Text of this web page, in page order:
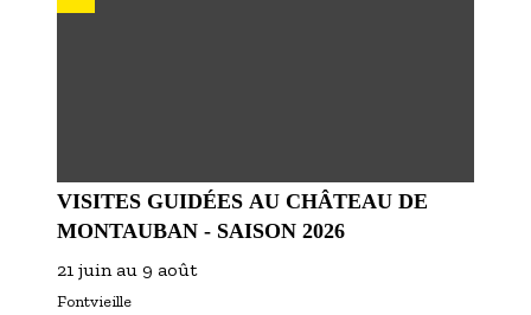
VISITES GUIDÉES AU CHÂTEAU DE
MONTAUBAN - SAISON 2026
21 juin au 9 août
Fontvieille